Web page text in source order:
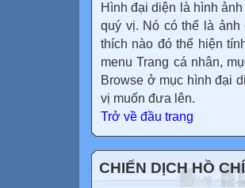
Hình đại diện là hình
quý vị. Nó có thể là ảnh
thích nào đó thể hiện
menu Trang cá nhân,
Browse ở mục hình đại
vị muốn đưa lên.
Trở về đầu trang
CHIẾN DỊCH HỒ